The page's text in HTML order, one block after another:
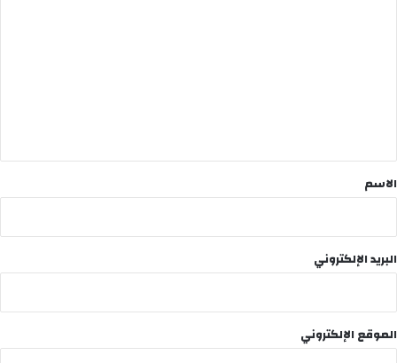
*
الاسم
البريد الإلكتروني
الموقع الإلكتروني